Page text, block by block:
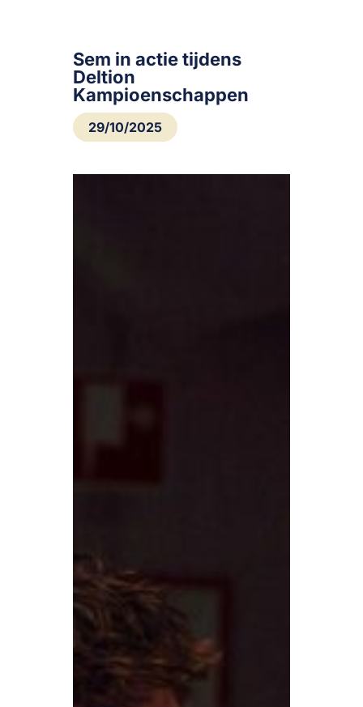
Sem in actie tijdens
Deltion
Kampioenschappen
29/10/2025